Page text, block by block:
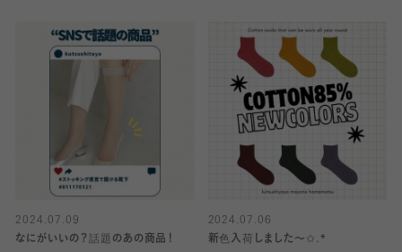
2024.07.09
なにがいいの？話題のあの商品！
2024.07.06
新色入荷しました〜✩.*